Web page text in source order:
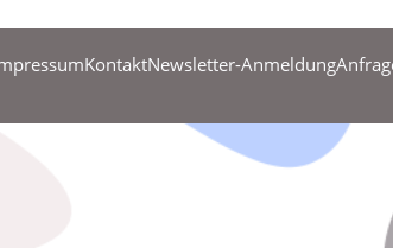
KontaktNewsletter-Anmeldung